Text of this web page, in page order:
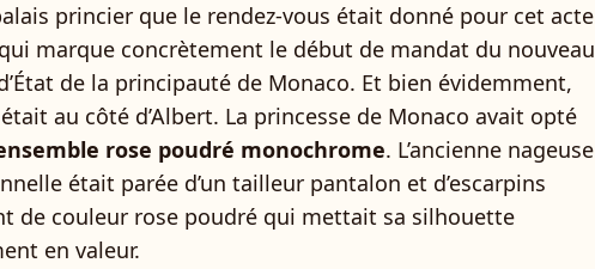
princier que le rendez-vous était donné pour cet acte
marque concrètement le début de mandat du nouveau
de la principauté de Monaco. Et bien évidemment,
au côté d’Albert. La princesse de Monaco avait opté
rose poudré monochrome. L’ancienne nageuse
était parée d’un tailleur pantalon et d’escarpins
de couleur rose poudré qui mettait sa silhouette
en valeur.